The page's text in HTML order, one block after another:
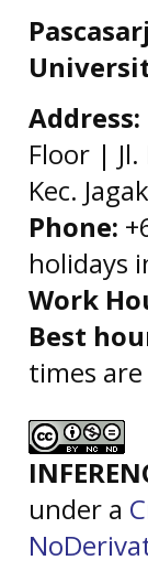
Address:
Floor |
Kec.
Phone:
holidays
Work
Best
times
under a